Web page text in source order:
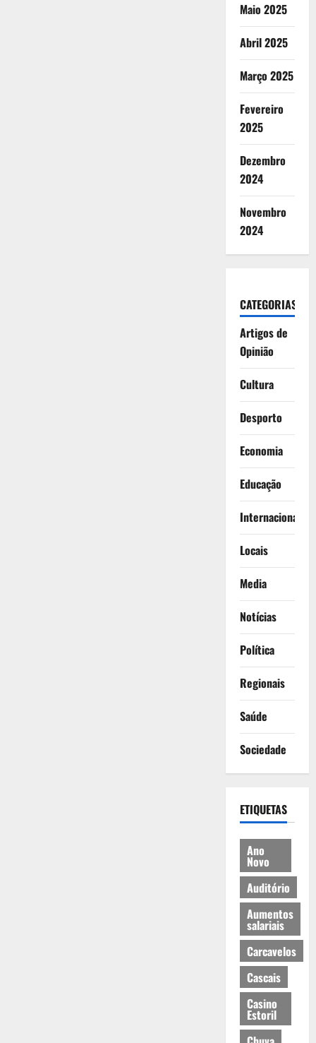
Maio 2025
Abril 2025
Março 2025
Fevereiro
2025
Dezembro
2024
Novembro
2024
CATEGORIAS
Artigos de
Opinião
Cultura
Desporto
Economia
Educação
Internacionais
Locais
Media
Notícias
Política
Regionais
Saúde
Sociedade
ETIQUETAS
Ano
Novo
Auditório
Aumentos
salariais
Carcavelos
Cascais
Casino
Estoril